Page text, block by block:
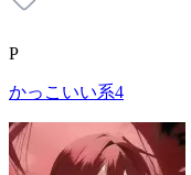
P
かっこいい系4